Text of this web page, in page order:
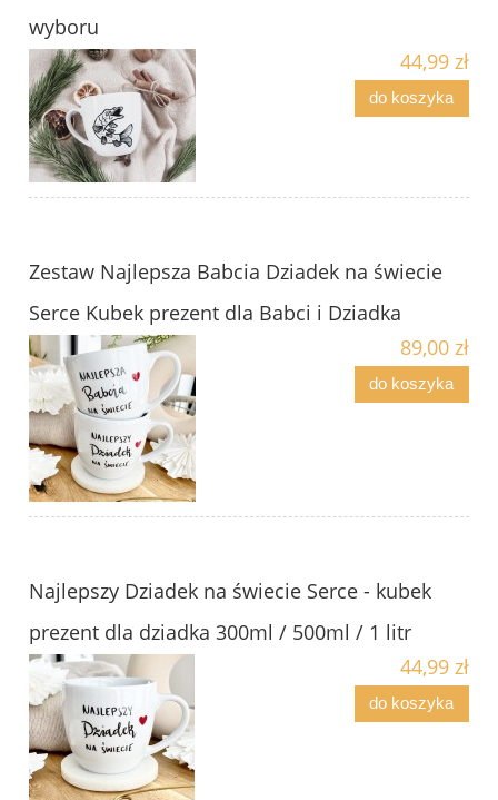
wyboru
44,99 zł
do koszyka
Zestaw Najlepsza Babcia Dziadek na świecie
Serce Kubek prezent dla Babci i Dziadka
89,00 zł
do koszyka
Najlepszy Dziadek na świecie Serce - kubek
prezent dla dziadka 300ml / 500ml / 1 litr
44,99 zł
do koszyka